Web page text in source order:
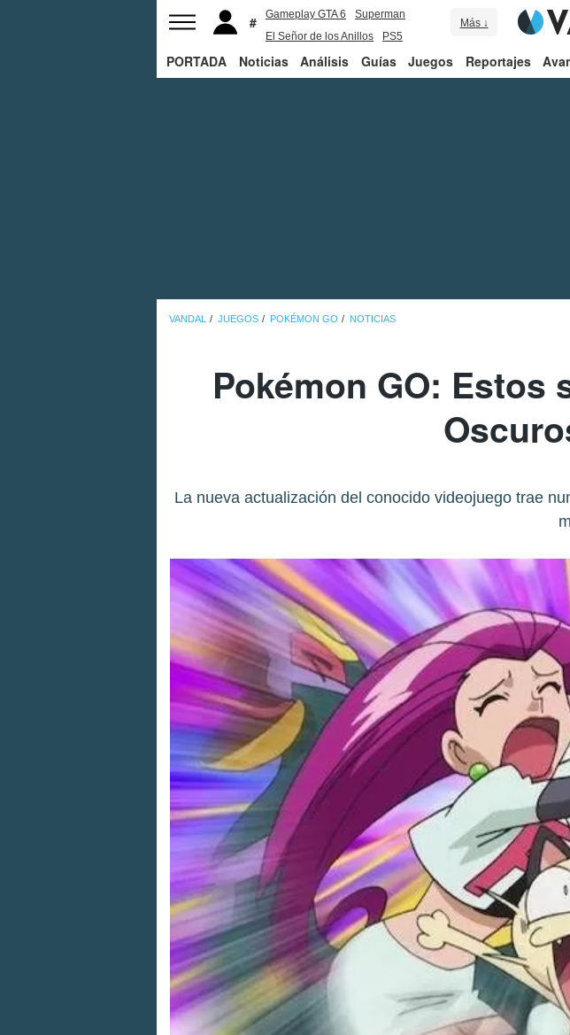
Gameplay GTA 6
Superman
El Señor de los Anillos
PS5
Más ↓
PORTADA Noticias Análisis Guías Juegos Reportajes
VANDAL JUEGOS POKÉMON GO NOTICIAS
Pokémon GO: Estos
La nueva actualización del conocido videojuego trae